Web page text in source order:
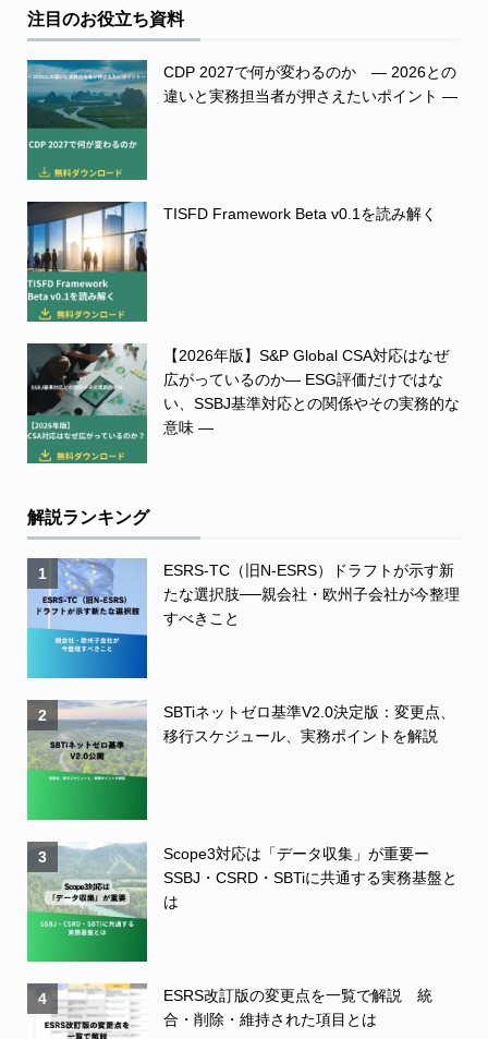
注目のお役立ち資料
CDP 2027で何が変わるのか ― 2026との
違いと実務担当者が押さえたいポイント ―
TISFD Framework Beta v0.1を読み解く
【2026年版】S&P Global CSA対応はなぜ
広がっているのか― ESG評価だけではな
い、SSBJ基準対応との関係やその実務的な
意味 ―
解説ランキング
1
ESRS-TC（旧N-ESRS）ドラフトが示す新
たな選択肢──親会社・欧州子会社が今整理
すべきこと
2
SBTiネットゼロ基準V2.0決定版：変更点、
移行スケジュール、実務ポイントを解説
3
Scope3対応は「データ収集」が重要ー
SSBJ・CSRD・SBTiに共通する実務基盤と
は
4
ESRS改訂版の変更点を一覧で解説 統
合・削除・維持された項目とは